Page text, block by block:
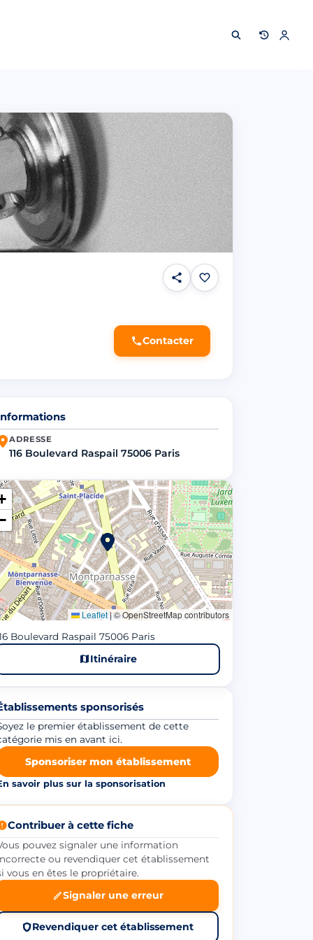
Contacter
ADRESSE
116 Boulevard Raspail 75006 Paris
Leaflet|© OpenStreetMap contributors
Boulevard Raspail 75006 Paris
Itinéraire
sponsorisés
le premier établissement de cette
mis en avant ici.
Sponsoriser mon établissement
savoir plus sur la sponsorisation
Contribuer à cette fiche
pouvez signaler une information
ou revendiquer cet établissement
vous en êtes le propriétaire.
Signaler une erreur
Revendiquer cet établissement